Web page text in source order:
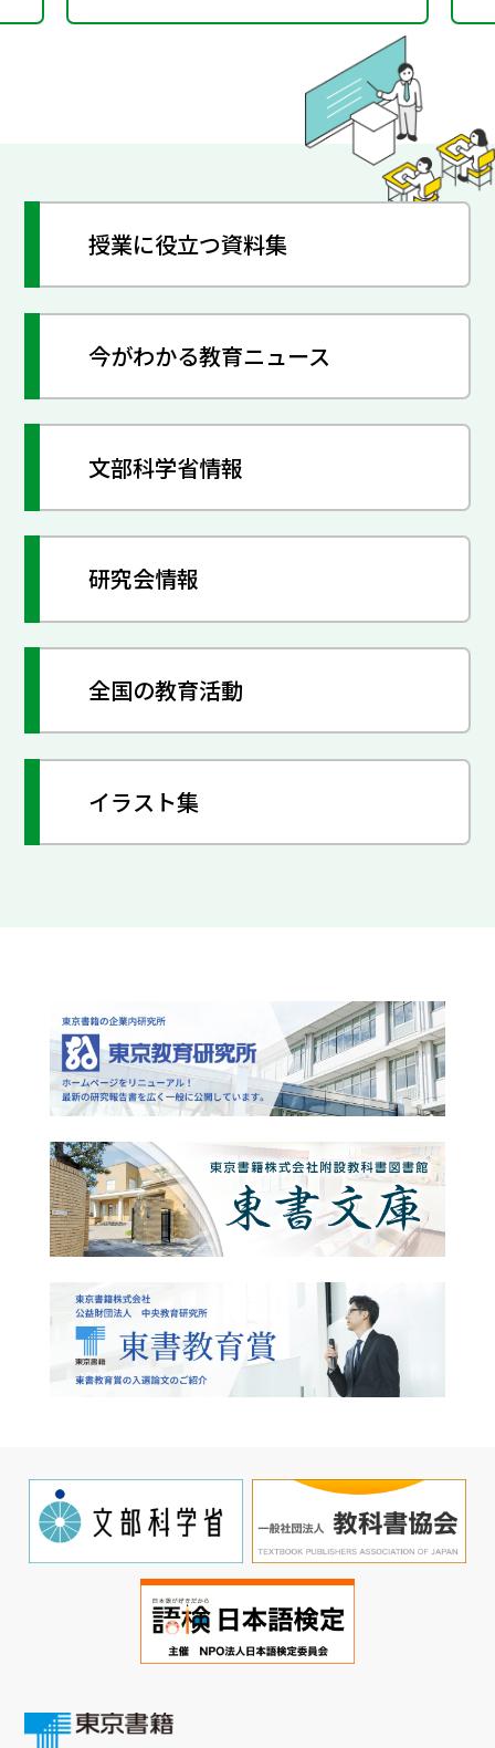
~
授業に役立つ資料集
今がわかる教育ニュース
文部科学省情報
研究会情報
全国の教育活動
イラスト集